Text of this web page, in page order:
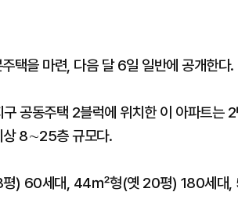
택을 마련, 다음 달 6일 일반에 공개한다.
구 공동주택 2블럭에 위치한 이 아파트
8∼25층 규모다.
평) 60세대, 44㎡형(옛 20평) 180세